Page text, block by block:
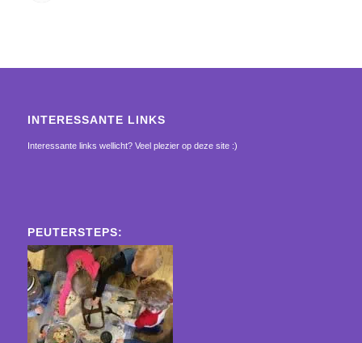
INTERESSANTE LINKS
Interessante links wellicht? Veel plezier op deze site :)
PEUTERSTEPS: